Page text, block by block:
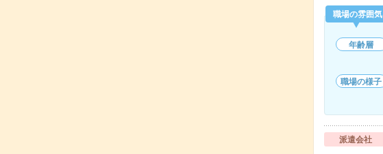
職場の雰囲気
年齢層
職場の様子
派遣会社